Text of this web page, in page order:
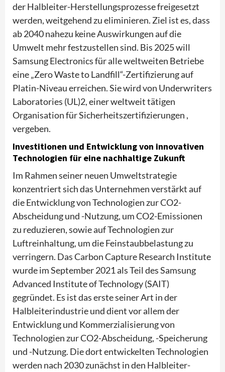
der Halbleiter-Herstellungsprozesse freigesetzt
werden, weitgehend zu eliminieren. Ziel ist es, dass
ab 2040 nahezu keine Auswirkungen auf die
Umwelt mehr festzustellen sind. Bis 2025 will
Samsung Electronics für alle weltweiten Betriebe
eine „Zero Waste to Landfill“-Zertifizierung auf
Platin-Niveau erreichen. Sie wird von Underwriters
Laboratories (UL)2, einer weltweit tätigen
Organisation für Sicherheitszertifizierungen ,
vergeben.
Investitionen und Entwicklung von innovativen
Technologien für eine nachhaltige Zukunft
Im Rahmen seiner neuen Umweltstrategie
konzentriert sich das Unternehmen verstärkt auf
die Entwicklung von Technologien zur CO2-
Abscheidung und -Nutzung, um CO2-Emissionen
zu reduzieren, sowie auf Technologien zur
Luftreinhaltung, um die Feinstaubbelastung zu
verringern. Das Carbon Capture Research Institute
wurde im September 2021 als Teil des Samsung
Advanced Institute of Technology (SAIT)
gegründet. Es ist das erste seiner Art in der
Halbleiterindustrie und dient vor allem der
Entwicklung und Kommerzialisierung von
Technologien zur CO2-Abscheidung, -Speicherung
und -Nutzung. Die dort entwickelten Technologien
werden nach 2030 zunächst in den Halbleiter-